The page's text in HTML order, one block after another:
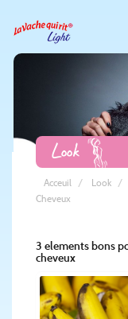
Look
Acceuil Look
Cheveux
3 elements bons pour prendre soin de vos
cheveux